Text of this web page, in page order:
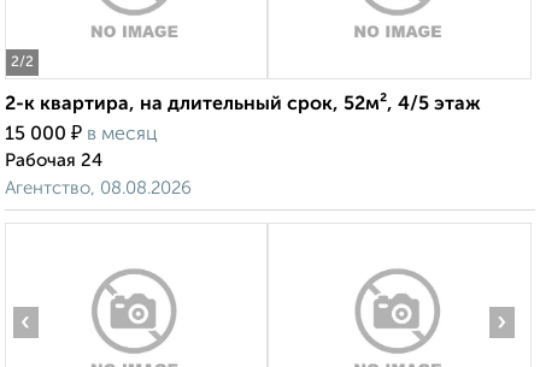
2/2
2-к квартира, на длительный срок, 52м², 4/5 этаж
15 000 ₽ в месяц
Рабочая 24
Агентство, 08.08.2026
‹ ›